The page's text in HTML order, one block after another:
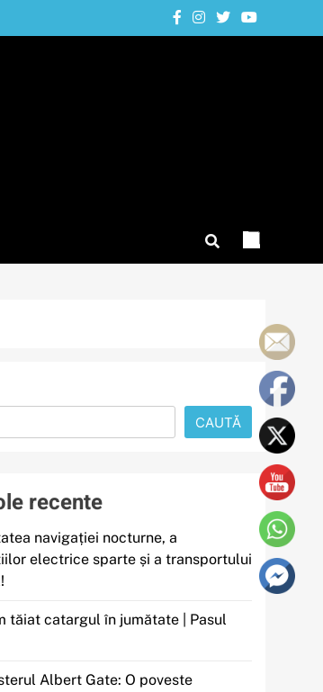
CAUTĂ
recente
navigației nocturne, a
electrice sparte și a transportului
tăiat catargul în jumătate | Pasul
Albert Gate: O poveste